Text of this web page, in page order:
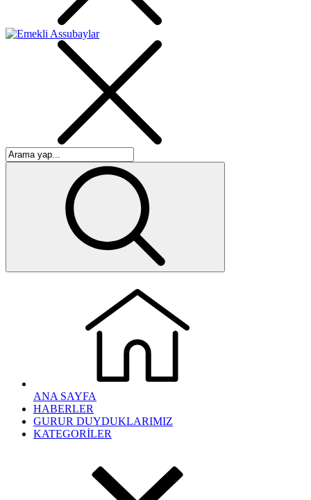
ANA SAYFA
HABERLER
GURUR DUYDUKLARIMIZ
KATEGORİLER